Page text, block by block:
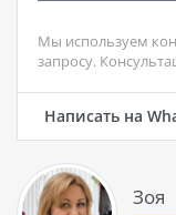
Мы используем
запросу.
Написать на
Зоя